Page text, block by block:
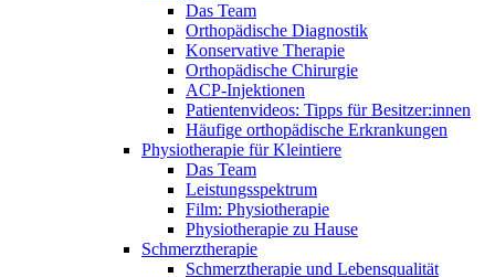
Das Team
Orthopädische Diagnostik
Konservative Therapie
Orthopädische Chirurgie
ACP-Injektionen
Patientenvideos: Tipps für Besitzer:innen
Häufige orthopädische Erkrankungen
Physiotherapie für Kleintiere
Das Team
Leistungsspektrum
Film: Physiotherapie
Physiotherapie zu Hause
Schmerztherapie
Schmerztherapie und Lebensqualität